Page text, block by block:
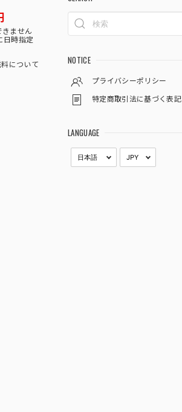
きません
日時指定
料について
NOTICE
プライバシーポリシー
特定商取引法に基づく表記
LANGUAGE